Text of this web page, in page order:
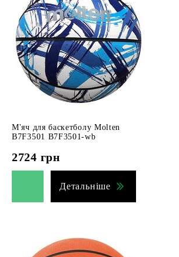
М'яч для баскетболу Molten
B7F3501 B7F3501-wb
2724 грн
Детальніше